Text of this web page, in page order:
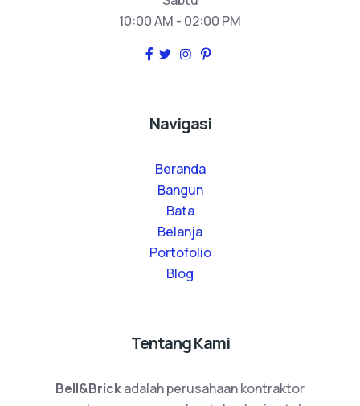
10:00 AM - 02:00 PM
Navigasi
Beranda
Bangun
Bata
Belanja
Portofolio
Blog
Tentang Kami
Bell&Brickadalah perusahaan kontraktor